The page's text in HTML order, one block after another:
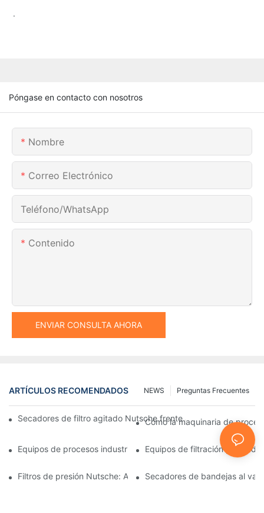
.
Póngase en contacto con nosotros
Nombre
Correo Electrónico
Teléfono/WhatsApp
Contenido
ENVIAR CONSULTA AHORA
ARTÍCULOS RECOMENDADOS Preguntas Frecuentes
NEWS
Secadores de filtro agitado Nutsche frente a otros métodos de
Cómo la maquinaria de
Equipos de procesos industriales: innovaciones que moldean el
Equipos de filtración y
Filtros de presión Nutsche: Aplicaciones en las industrias
Secadores de bandejas al